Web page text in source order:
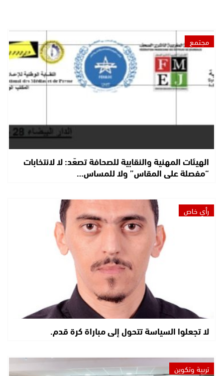
مجتمع
الهيئات المهنية والنقابية للصحافة تصعّد: لا لانتخابات
“مفصلة على المقاس” ولا للمساس…
رأي خاص
لا تجعلوا السياسة تتحول إلى مباراة كرة قدم.
تربية وتكوين